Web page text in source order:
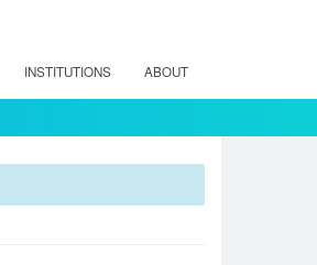
INSTITUTIONS ABOUT